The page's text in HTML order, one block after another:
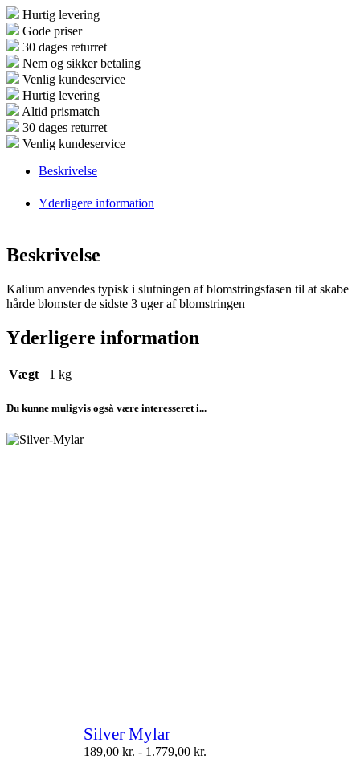
Hurtig levering
Gode priser
30 dages returret
Nem og sikker betaling
Venlig kundeservice
Hurtig levering
Altid prismatch
30 dages returret
Venlig kundeservice
Beskrivelse
Yderligere information
Beskrivelse
Kalium anvendes typisk i slutningen af blomstringsfasen til at skabe
hårde blomster de sidste 3 uger af blomstringen
Yderligere information
Vægt 1 kg
Du kunne muligvis også være interesseret i...
Silver Mylar
189,00 kr. - 1.779,00 kr.